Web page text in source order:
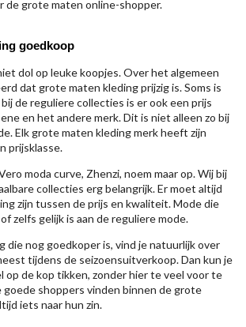
de grote maten online-shopper.
goedkoop
dol op leuke koopjes. Over het algemeen
dat grote maten kleding prijzig is. Soms is
de reguliere collecties is er ook een prijs
en het andere merk. Dit is niet alleen zo bij
Elk grote maten kleding merk heeft zijn
prijsklasse.
moda curve, Zhenzi, noem maar op. Wij bij
collecties erg belangrijk. Er moet altijd
zijn tussen de prijs en kwaliteit. Mode die
zelfs gelijk is aan de reguliere mode.
die nog goedkoper is, vind je natuurlijk over
tijdens de seizoensuitverkoop. Dan kun je
op de kop tikken, zonder hier te veel voor te
shoppers vinden binnen de grote
iets naar hun zin.